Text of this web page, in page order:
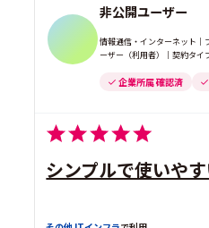
非公開ユーザー
情報通信・インターネット｜
ーザー（利用者）｜契約タイ
企業所属 確認済
シンプルで使いや